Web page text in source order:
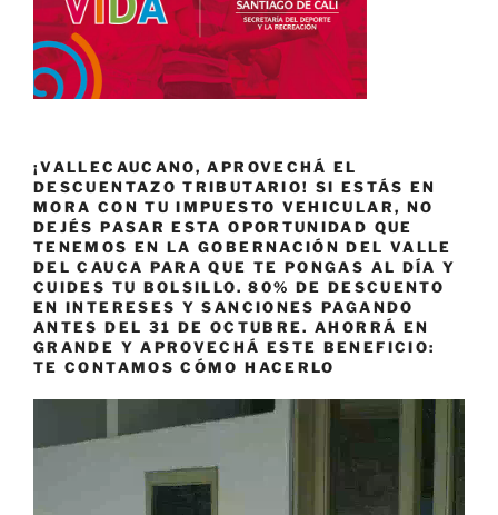
¡VALLECAUCANO, APROVECHÁ EL
DESCUENTAZO TRIBUTARIO! SI ESTÁS EN
MORA CON TU IMPUESTO VEHICULAR, NO
DEJÉS PASAR ESTA OPORTUNIDAD QUE
TENEMOS EN LA GOBERNACIÓN DEL VALLE
DEL CAUCA PARA QUE TE PONGAS AL DÍA Y
CUIDES TU BOLSILLO. 80% DE DESCUENTO
EN INTERESES Y SANCIONES PAGANDO
ANTES DEL 31 DE OCTUBRE. AHORRÁ EN
GRANDE Y APROVECHÁ ESTE BENEFICIO:
TE CONTAMOS CÓMO HACERLO